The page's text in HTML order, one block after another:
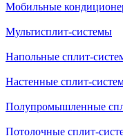
Мобильные
Мультисплит-системы
Напольные сплит-
Настенные сплит-
Полупромышленные
Потолочные сплит-